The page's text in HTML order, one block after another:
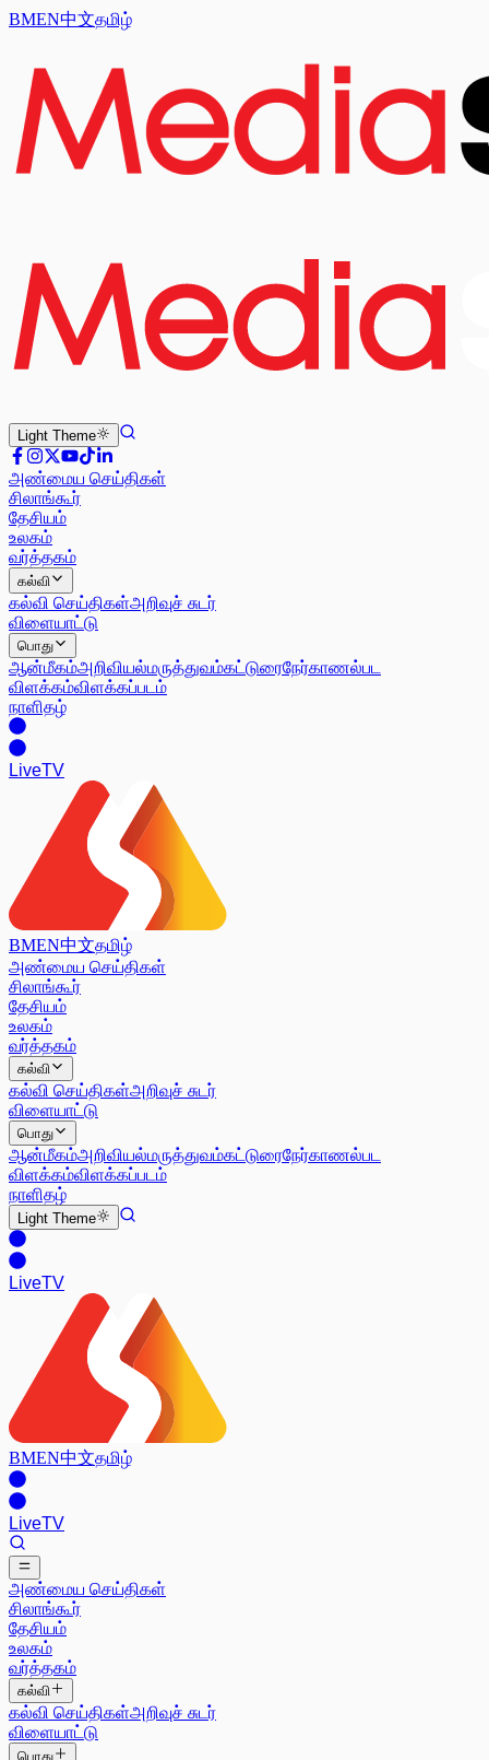
BMEN中文தமிழ்
Light Theme
அண்மைய செய்திகள்
சிலாங்கூர்
தேசியம்
உலகம்
வர்த்தகம்
கல்வி
கல்வி செய்திகள்அறிவுச் சுடர்
விளையாட்டு
பொது
ஆன்மீகம்அறிவியல்மருத்துவம்கட்டுரைநேர்காணல்பட
விளக்கம்விளக்கப்படம்
நாளிதழ்
LiveTV
BMEN中文தமிழ்
அண்மைய செய்திகள்
சிலாங்கூர்
தேசியம்
உலகம்
வர்த்தகம்
கல்வி
கல்வி செய்திகள்அறிவுச் சுடர்
விளையாட்டு
பொது
ஆன்மீகம்அறிவியல்மருத்துவம்கட்டுரைநேர்காணல்பட
விளக்கம்விளக்கப்படம்
நாளிதழ்
Light Theme
LiveTV
BMEN中文தமிழ்
LiveTV
அண்மைய செய்திகள்
சிலாங்கூர்
தேசியம்
உலகம்
வர்த்தகம்
கல்வி
கல்வி செய்திகள்அறிவுச் சுடர்
விளையாட்டு
பொது